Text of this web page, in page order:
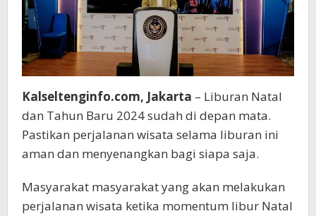
Kalseltenginfo.com, Jakarta – Liburan Natal
dan Tahun Baru 2024 sudah di depan mata.
Pastikan perjalanan wisata selama liburan ini
aman dan menyenangkan bagi siapa saja.
Masyarakat masyarakat yang akan melakukan
perjalanan wisata ketika momentum libur Natal